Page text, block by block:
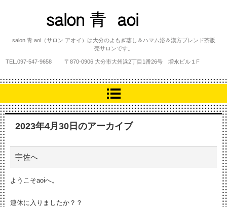
salon 青 aoi
salon 青 aoi（サロン アオイ）は大分のよもぎ蒸し＆ハマム浴＆漢方ブレンド茶販
売サロンです。
TEL. 097-547-9658 〒870-0906 大分市大州浜2丁目1番26号 増永ビル１F
2023年4月30日 のアーカイブ
宇佐へ
ようこそaoiへ。
連休に入りましたか？？